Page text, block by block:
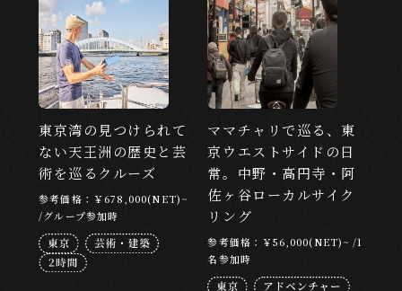
東京湾の見つけられて
ない天王洲の歴史と芸
術を巡るクルーズ
参考価格：￥678,000(NET)~
/グループ参加時
ママチャリで巡る、東
京ウエストサイドの日
常。中野・高円寺・阿
佐ヶ谷ローカルサイク
リング
参考価格：￥56,000(NET)~ /1
名参加時